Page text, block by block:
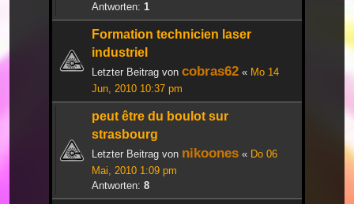
Antworten: 1
Formation technicien laser
industriel
Letzter Beitrag von cobras62 « Mo 14
Jun, 2010 10:37 pm
peut être du boulot sur
strasbourg
Letzter Beitrag von nikoones « Do 06
Mai, 2010 1:09 pm
Antworten: 8